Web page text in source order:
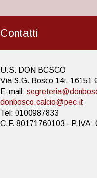
Contatti
U.S. DON BOSCO
Via S.G. Bosco 14r, 16151
E-mail:
donbosco.calcio@pec.it
Tel: 0100987833
C.F. 80171760103 - P.IVA: